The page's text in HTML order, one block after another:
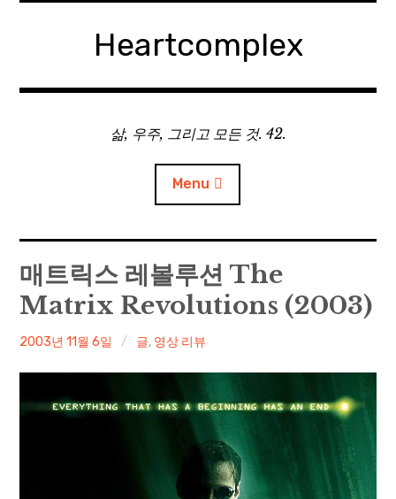
Heartcomplex
삶, 우주, 그리고 모든 것. 42.
Menu
홈
Private Military Manager: Tactical Auto Battler
Plebby Quest: The Crusades
매트릭스 레볼루션 The
Matrix Revolutions (2003)
irene
2003년 11월 6일 글, 영상 리뷰